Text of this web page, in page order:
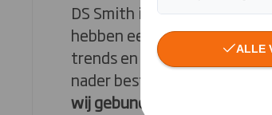
DS Smith is in staat u bij te
hebben een diepgaande
trends en hebben de
nader bestudeerd.
wij gebundeld in deze